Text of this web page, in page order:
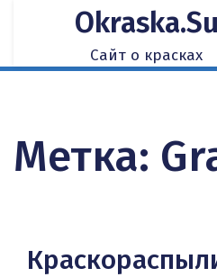
Okraska.su
Сайт о красках
Метка: